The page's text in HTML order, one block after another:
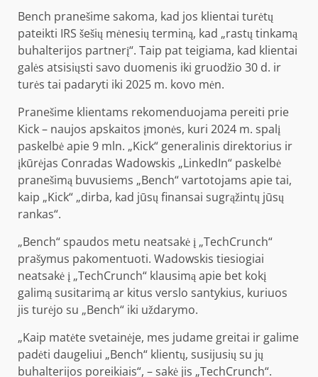
Bench pranešime sakoma, kad jos klientai turėtų
pateikti IRS šešių mėnesių terminą, kad „rastų tinkamą
buhalterijos partnerį“. Taip pat teigiama, kad klientai
galės atsisiųsti savo duomenis iki gruodžio 30 d. ir
turės tai padaryti iki 2025 m. kovo mėn.
Pranešime klientams rekomenduojama pereiti prie
Kick – naujos apskaitos įmonės, kuri 2024 m. spalį
paskelbė apie 9 mln. „Kick“ generalinis direktorius ir
įkūrėjas Conradas Wadowskis „LinkedIn“ paskelbė
pranešimą buvusiems „Bench“ vartotojams apie tai,
kaip „Kick“ „dirba, kad jūsų finansai sugrąžintų jūsų
rankas“.
„Bench“ spaudos metu neatsakė į „TechCrunch“
prašymus pakomentuoti. Wadowskis tiesiogiai
neatsakė į „TechCrunch“ klausimą apie bet kokį
galimą susitarimą ar kitus verslo santykius, kuriuos
jis turėjo su „Bench“ iki uždarymo.
„Kaip matėte svetainėje, mes judame greitai ir galime
padėti daugeliui „Bench“ klientų, susijusių su jų
buhalterijos poreikiais“, – sakė jis „TechCrunch“.